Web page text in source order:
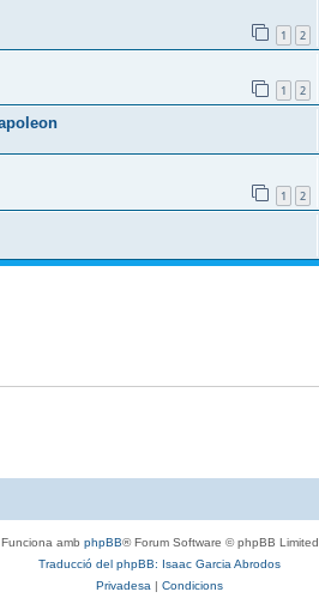
1 2
1 2
1 2
Funciona amb phpBB® Forum Software © phpBB Limited
Traducció del phpBB: Isaac Garcia Abrodos
Privadesa | Condicions